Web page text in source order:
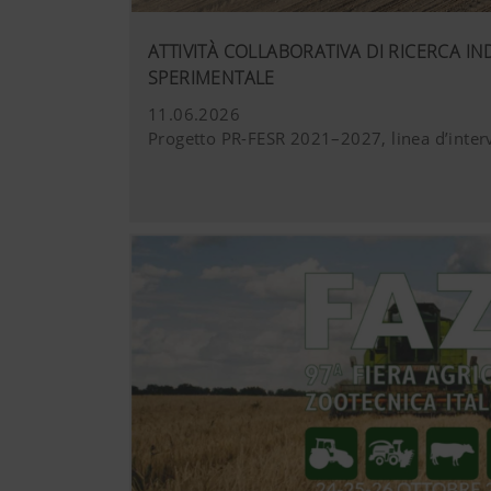
YouTube
Incorporiamo
avanzata di
visitatori di
informazioni
hl=dehttps://
ATTIVITÀ COLLABORATIVA DI RICERCA
SPERIMENTALE
11.06.2026
Progetto PR-FESR 2021–2027, linea